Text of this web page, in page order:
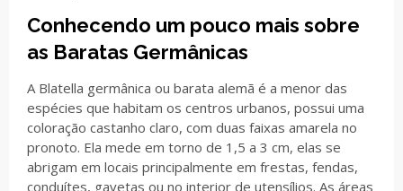
Conhecendo um pouco mais sobre
as Baratas Germânicas
A Blatella germânica ou barata alemã é a menor das
espécies que habitam os centros urbanos, possui uma
coloração castanho claro, com duas faixas amarela no
pronoto. Ela mede em torno de 1,5 a 3 cm, elas se
abrigam em locais principalmente em frestas, fendas,
conduítes, gavetas ou no interior de utensílios. As áreas